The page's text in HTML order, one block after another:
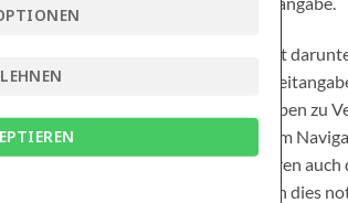
Direkt
mit
Angaben zu
App im
gehören auch
sofern dies